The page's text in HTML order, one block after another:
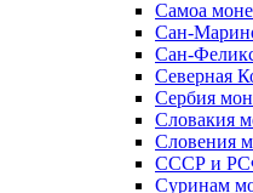
Самоа
Сан-
Сан-
Северная
Сербия
Словакия
Словения
СССР и
Суринам